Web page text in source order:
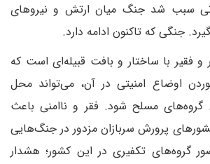
سبب شد جنگ میان ارتش و نیروهای
جنگی که تاکنون ادامه دارد.
و فقیر با ساختار و بافت قبیله‌ای است که
اوضاع امنیتی در آن، می‌تواند محل
گروه‌های مسلح شود. فقر و ناامنی باعث
پرورش سربازان مزدور در جنگ‌هایی
گروه‌های تکفیری در این کشور؛ هشدار